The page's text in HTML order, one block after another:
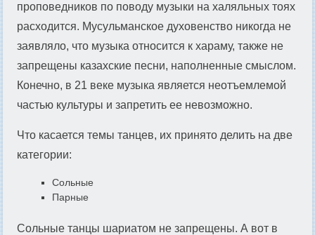
проповедников по поводу музыки на халяльных тоях
расходится. Мусульманское духовенство никогда не
заявляло, что музыка относится к хараму, также не
запрещены казахские песни, наполненные смыслом.
Конечно, в 21 веке музыка является неотъемлемой
частью культуры и запретить ее невозможно.
Что касается темы танцев, их принято делить на две
категории:
Сольные
Парные
Сольные танцы шариатом не запрещены. А вот в